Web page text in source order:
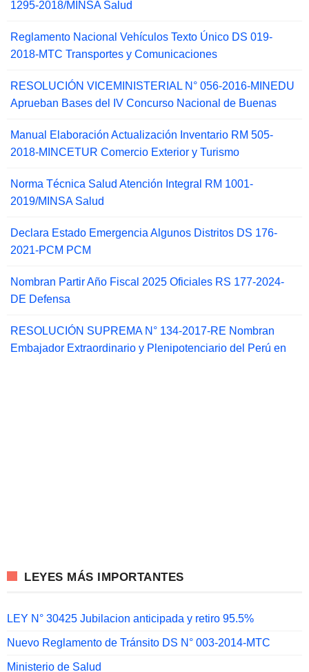
1295-2018/MINSA Salud
Reglamento Nacional Vehículos Texto Único DS 019-
2018-MTC Transportes y Comunicaciones
RESOLUCIÓN VICEMINISTERIAL N° 056-2016-MINEDU
Aprueban Bases del IV Concurso Nacional de Buenas
Manual Elaboración Actualización Inventario RM 505-
2018-MINCETUR Comercio Exterior y Turismo
Norma Técnica Salud Atención Integral RM 1001-
2019/MINSA Salud
Declara Estado Emergencia Algunos Distritos DS 176-
2021-PCM PCM
Nombran Partir Año Fiscal 2025 Oficiales RS 177-2024-
DE Defensa
RESOLUCIÓN SUPREMA N° 134-2017-RE Nombran
Embajador Extraordinario y Plenipotenciario del Perú en
LEYES MÁS IMPORTANTES
LEY N° 30425 Jubilacion anticipada y retiro 95.5%
Nuevo Reglamento de Tránsito DS N° 003-2014-MTC
Ministerio de Salud